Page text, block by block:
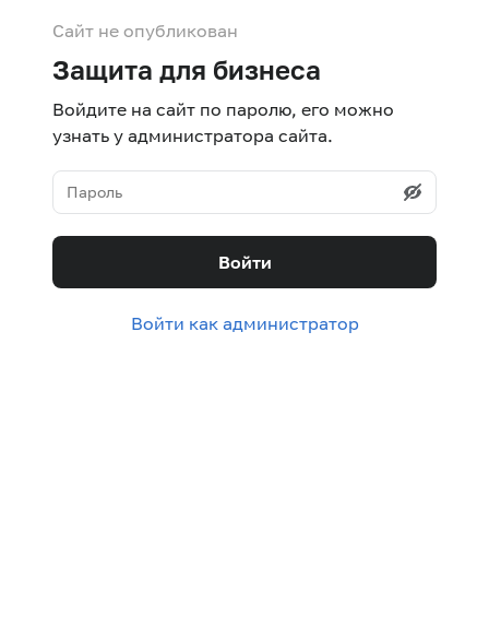
Сайт не опубликован
Защита для бизнеса
Войдите на сайт по паролю, его можно
узнать у администратора сайта.
Войти
Войти как администратор